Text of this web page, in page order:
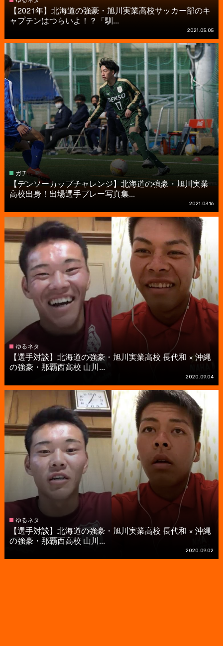
【2021年】北海道の強豪・旭川実業高校サッカー部のキ
ャプテンはつらいよ！？「馴...
2021.05.05
ガチ
【デンソーカップチャレンジ】北海道の強豪・旭川実業
高校出身！出場選手プレー写真集...
2021.03.16
ゆるネタ
【選手対談】北海道の強豪・旭川実業高校 長代和 × 沖縄
の強豪・那覇西高校 山川...
2020.09.04
ゆるネタ
【選手対談】北海道の強豪・旭川実業高校 長代和 × 沖縄
の強豪・那覇西高校 山川...
2020.09.02